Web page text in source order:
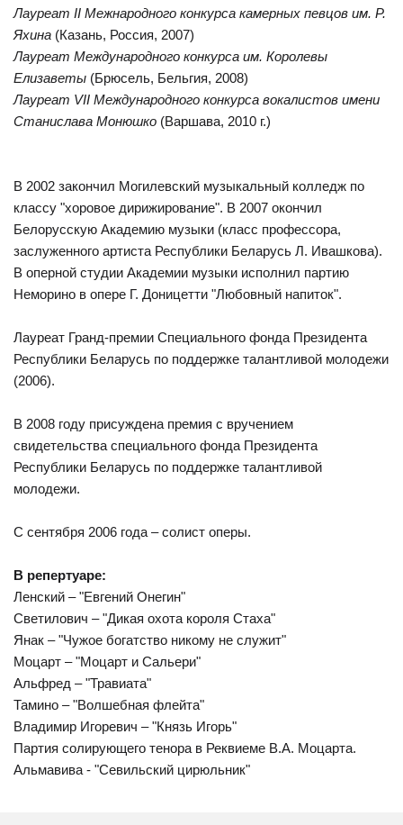
Лауреат II Межнародного конкурса камерных певцов им. Р.
Яхина (Казань, Россия, 2007)
Лауреат Международного конкурса им. Королевы
Елизаветы (Брюсель, Бельгия, 2008)
Лауреат VII Международного конкурса вокалистов имени
Станислава Монюшко (Варшава, 2010 г.)
В 2002 закончил Могилевский музыкальный колледж по
классу "хоровое дирижирование". В 2007 окончил
Белорусскую Академию музыки (класс профессора,
заслуженного артиста Республики Беларусь Л. Ивашкова).
В оперной студии Академии музыки исполнил партию
Неморино в опере Г. Доницетти "Любовный напиток".
Лауреат Гранд-премии Специального фонда Президента
Республики Беларусь по поддержке талантливой молодежи
(2006).
В 2008 году присуждена премия с вручением
свидетельства специального фонда Президента
Республики Беларусь по поддержке талантливой
молодежи.
С сентября 2006 года – солист оперы.
В репертуаре:
Ленский – "Евгений Онегин"
Светилович – "Дикая охота короля Стаха"
Янак – "Чужое богатство никому не служит"
Моцарт – "Моцарт и Сальери"
Альфред – "Травиата"
Тамино – "Волшебная флейта"
Владимир Игоревич – "Князь Игорь"
Партия солирующего тенора в Реквиеме В.А. Моцарта.
Альмавива - "Севильский цирюльник"